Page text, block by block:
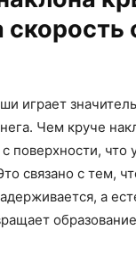
скорость
играет
Чем круче
с поверхности,
связано с тем,
а